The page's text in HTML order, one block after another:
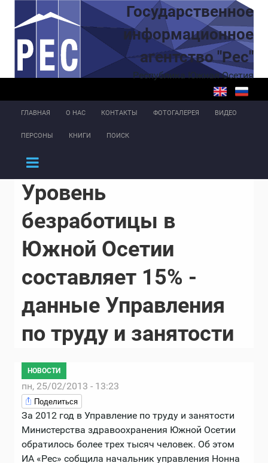
Перейти к основному содержаниюГосударственное
информационное
агентство "Рес"
Республика Южная Осетия
ГЛАВНАЯ О НАС КОНТАКТЫ ФОТОГАЛЕРЕЯ ВИДЕО
ПЕРСОНЫ КНИГИ ПОИСК
Уровень
безработицы в
Южной Осетии
составляет 15% -
данные Управления
по труду и занятости
НОВОСТИ
пн, 25/02/2013 - 13:23
Поделиться
За 2012 год в Управление по труду и занятости
Министерства здравоохранения Южной Осетии
обратилось более трех тысяч человек. Об этом
ИА «Рес» собщила начальник управления Нонна